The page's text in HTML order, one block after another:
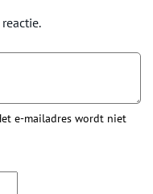
e-mailadres wordt niet